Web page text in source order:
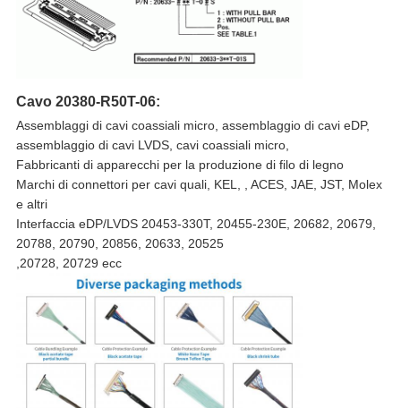
Cavo 20380-R50T-06:
Assemblaggi di cavi coassiali micro, assemblaggio di cavi eDP,
assemblaggio di cavi LVDS, cavi coassiali micro,
Fabbricanti di apparecchi per la produzione di filo di legno
Marchi di connettori per cavi quali, KEL, , ACES, JAE, JST, Molex
e altri
Interfaccia eDP/LVDS 20453-330T, 20455-230E, 20682, 20679,
20788, 20790, 20856, 20633, 20525
,20728, 20729 ecc